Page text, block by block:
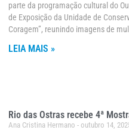
parte da programação cultural do
de Exposição da Unidade de
Coragem”, reunindo imagens de
LEIA MAIS »
Rio das Ostras recebe 4ª
Ana Cristina Hermano outubro 14,